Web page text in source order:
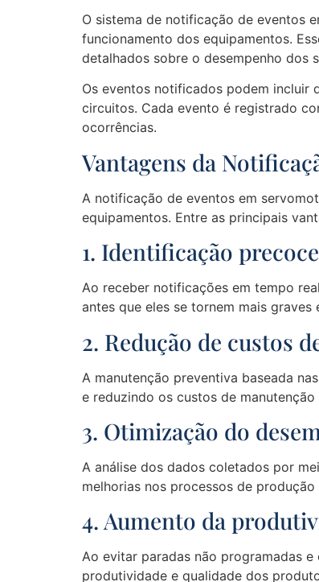
O sistema de notificação de eventos
funcionamento dos equipamentos.
detalhados sobre o desempenho dos
Os eventos notificados podem incluir
circuitos. Cada evento é registrado
ocorrências.
Vantagens da
A notificação de eventos em
equipamentos. Entre as principais
1. Identificação
Ao receber notificações em tempo
antes que eles se tornem mais
2. Redução de custos
A manutenção preventiva baseada
e reduzindo os custos de
3. Otimização do
A análise dos dados coletados por
melhorias nos processos de
4. Aumento da
Ao evitar paradas não programadas
produtividade e qualidade dos